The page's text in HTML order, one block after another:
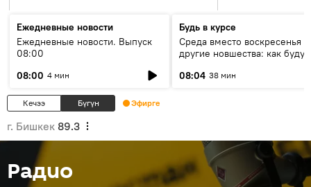
Ежедневные новости
Ежедневные новости. Выпуск
08:00
08:00 4 мин
Будь в курсе
Среда вместо воскресенья и
другие новшества: как будут
08:04 38 мин
Кечээ Бүгүн Эфирге
г. Бишкек 89.3
Радио